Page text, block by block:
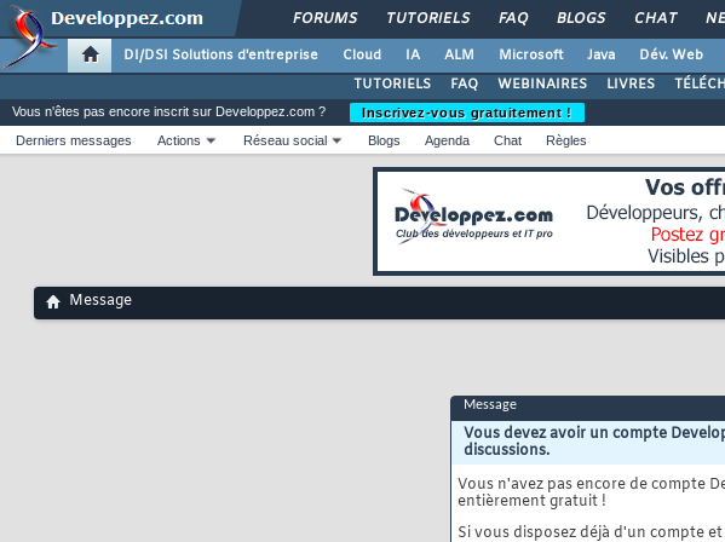
FORUMS TUTORIELS FAQ BLOGS CHAT
DI/DSI Solutions d'entreprise Cloud IA ALM Microsoft Java Dév. Web
TUTORIELS
FAQ WEBINAIRES LIVRES
Vous n'êtes pas encore inscrit sur Developpez.com ?
Inscrivez-vous gratuitement !
Derniers messages
Actions Réseau social Blogs Agenda Chat Règles
Message
Message
Vous devez avoir un compte
discussions.
Vous n'avez pas encore de compte
entièrement gratuit !
Si vous disposez déjà d'un compte